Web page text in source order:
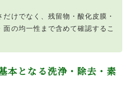
けでなく、残留物・酸化皮膜・
面の均一性まで含めて確認するこ
本となる洗浄・除去・素